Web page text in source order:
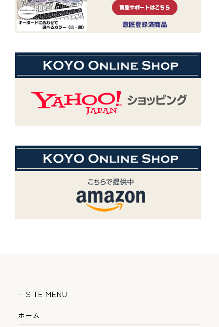
SITE MENU
ホーム